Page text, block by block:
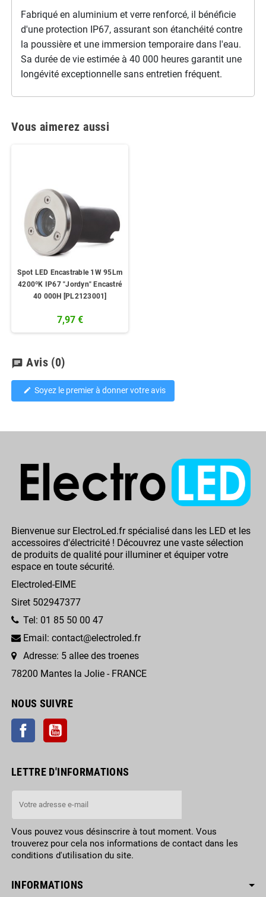
Fabriqué en aluminium et verre renforcé, il bénéficie
d'une protection IP67, assurant son étanchéité contre
la poussière et une immersion temporaire dans l'eau.
Sa durée de vie estimée à 40 000 heures garantit une
longévité exceptionnelle sans entretien fréquent.
Vous aimerez aussi
Spot LED Encastrable 1W 95Lm
4200ºK IP67 "Jordyn" Encastré
40 000H [PL2123001]
7,97 €
chat Avis (0)
edit Soyez le premier à donner votre avis
Bienvenue sur ElectroLed.fr spécialisé dans les LED et les
accessoires d'électricité ! Découvrez une vaste sélection
de produits de qualité pour illuminer et équiper votre
espace en toute sécurité.
Electroled-EIME
Siret 502947377
Tel: 01 85 50 00 47
Email: contact@electroled.fr
Adresse: 5 allee des troenes
78200 Mantes la Jolie - FRANCE
NOUS SUIVRE
FacebookYouTube
LETTRE D'INFORMATIONS
Vous pouvez vous désinscrire à tout moment. Vous
trouverez pour cela nos informations de contact dans les
conditions d'utilisation du site.
INFORMATIONS